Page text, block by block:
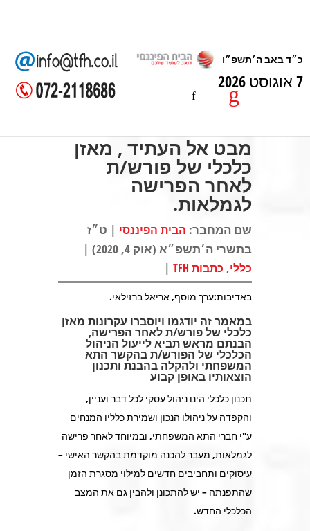
7 אוגוסט 2026
מבט אל העתיד , מאזן
כלכלי של פורש/ת
לאחר הפרישה
לגמלאות.
שם המחבר: הבית הפיננסי | ט״ז
בתשרי ה׳תשפ״א (אוק 4, 2020) |
כללי, כתבות TFH |
באדיבות:ערך מוסף, אריאל ברזילאי.
במאמר זה יודגמו ויוסברו עקרונות מאזן
כלכלי של פורש/ת לאחר הפרישה,
הבנתם מראש תביא לייעול הניהול
הכלכלי של הפורש/ת בהקשר התא
המשפחתי ולהקלה בהבנת ותכנון
הוצאותיו באופן קבוע
תכנון כלכלי הינו ניהול עסקי לכל דבר ועניין,
והקפדה על ניהולו הנכון ושמירת כלליו המנחים
ע"י חברי התא המשפחתי, ובמיוחד לאחר פרישה
לגמלאות, מעבר להכנה מוקדמת בהקשר האישי –
עיסוקים ותחביבים חדשים למילוי מסגרת הזמן
שהתפנתה – יש להתכונן ולהבין גם את המצב
הכלכלי החדש.